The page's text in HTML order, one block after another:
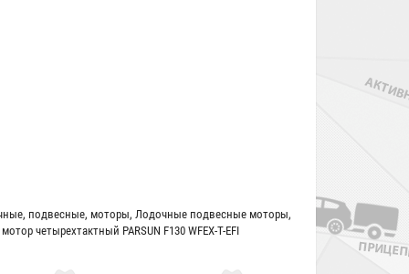
, подвесные, моторы, Лодочные подвесные моторы,
четырехтактный PARSUN F130 WFEX-T-EFI